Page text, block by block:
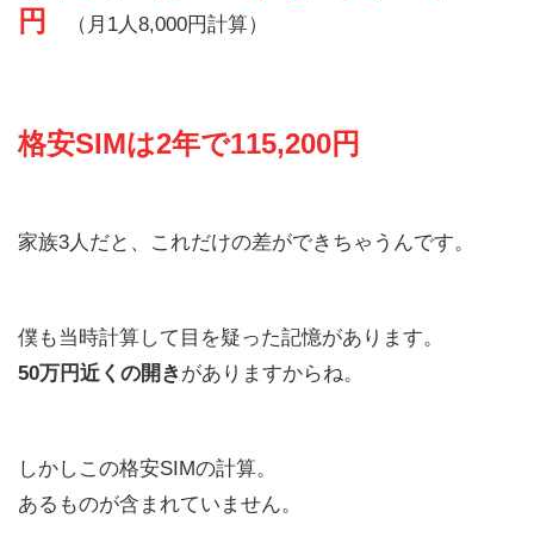
円
（月1人8,000円計算）
格安SIMは2年で115,200円
家族3人だと、これだけの差ができちゃうんです。
僕も当時計算して目を疑った記憶があります。
50万円近くの開き がありますからね。
しかしこの格安SIMの計算。
あるものが含まれていません。